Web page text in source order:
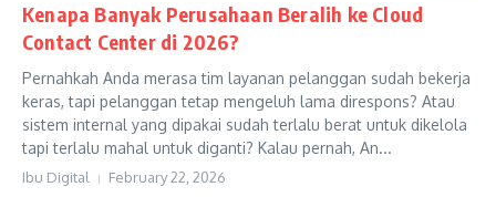
Kenapa Banyak Perusahaan Beralih ke Cloud
Contact Center di 2026?
Pernahkah Anda merasa tim layanan pelanggan sudah bekerja
keras, tapi pelanggan tetap mengeluh lama direspons? Atau
sistem internal yang dipakai sudah terlalu berat untuk dikelola
tapi terlalu mahal untuk diganti? Kalau pernah, An...
Ibu Digital February 22, 2026